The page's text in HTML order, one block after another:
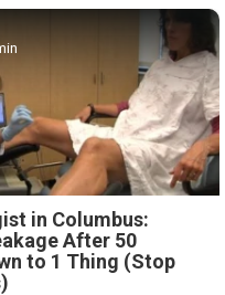
in Columbus:
After 50
to 1 Thing (Stop